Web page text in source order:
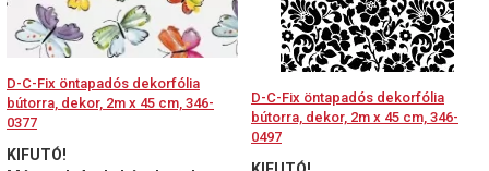
D-C-Fix öntapadós dekorfólia
bútorra, dekor, 2m x 45 cm, 346-
0377
KIFUTÓ!
D-C-Fix öntapadós dekorfólia
bútorra, dekor, 2m x 45 cm, 346-
0497